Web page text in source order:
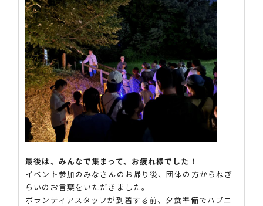
最後は、みんなで集まって、お疲れ様でした！
イベント参加のみなさんのお帰り後、団体の方からねぎ
らいのお言葉をいただきました。
ボランティアスタッフが到着する前、夕食準備でハプニ